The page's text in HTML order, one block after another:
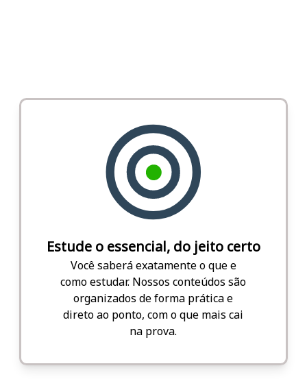
Estude o essencial, do jeito certo
Você saberá exatamente o que e
como estudar. Nossos conteúdos são
organizados de forma prática e
direto ao ponto, com o que mais cai
na prova.